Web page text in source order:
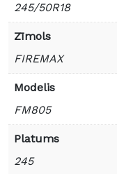
245/50R18
Zīmols
FIREMAX
Modelis
FM805
Platums
245